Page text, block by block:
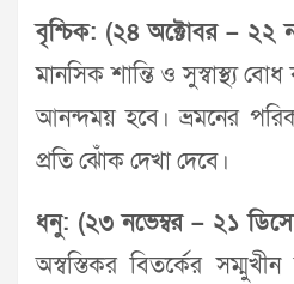
বৃশ্চিক: (২৪ অক্টোবর – ২২
মানসিক শান্তি ও সুস্বাস্থ্য
আনন্দময় হবে। ভ্রমনের
প্রতি ঝোঁক দেখা দেবে।
ধনু: (২৩ নভেম্বর – ২১
অস্বস্তিকর বিতর্কের